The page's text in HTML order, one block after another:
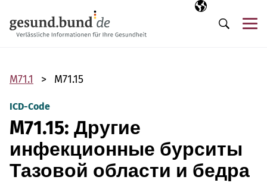
Выбранный
RU
Поиск
M71.1 M71.15
ICD-Code
M71.15: Другие
инфекционные бурситы
Тазовой области и бедра